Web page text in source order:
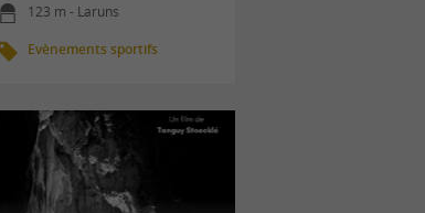
123 m - Laruns
Evènements sportifs